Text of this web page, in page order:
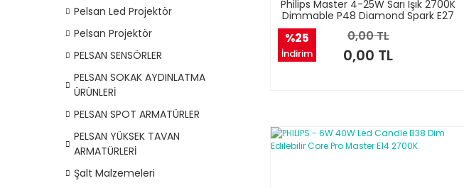
Pelsan Led Projektör
Pelsan Projektör
PELSAN SENSÖRLER
PELSAN SOKAK AYDINLATMA
ÜRÜNLERİ
PELSAN SPOT ARMATÜRLER
PELSAN YÜKSEK TAVAN
ARMATÜRLERİ
Şalt Malzemeleri
%25
İndirim
Philips Master 4-25W Sarı Işık 2700K
Dimmable P48 Diamond Spark E27
0,00 TL
0,00 TL